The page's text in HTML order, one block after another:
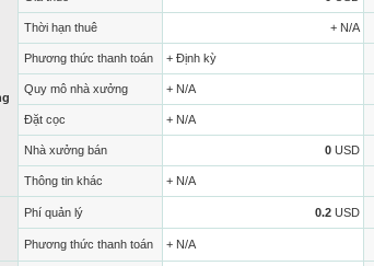
Thời hạn thuê + N/A
Phương thức thanh toán + Định kỳ
Quy mô nhà xưởng + N/A
Đặt cọc + N/A
Nhà xưởng bán 0 USD
Thông tin khác + N/A
Phí quản lý 0.2 USD
Phương thức thanh toán + N/A